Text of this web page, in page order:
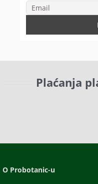
Plaćanja
O Probotanic-u